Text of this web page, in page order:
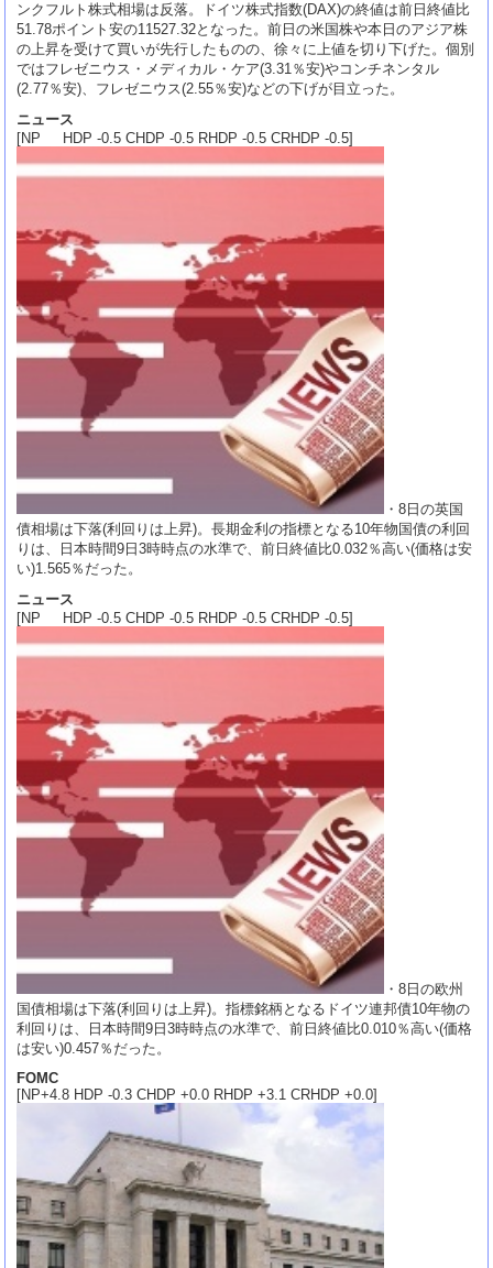
ンクフルト株式相場は反落。ドイツ株式指数(DAX)の終値は前日終値比
51.78ポイント安の11527.32となった。前日の米国株や本日のアジア株
の上昇を受けて買いが先行したものの、徐々に上値を切り下げた。個別
ではフレゼニウス・メディカル・ケア(3.31％安)やコンチネンタル
(2.77％安)、フレゼニウス(2.55％安)などの下げが目立った。
ニュース
[NP HDP -0.5 CHDP -0.5 RHDP -0.5 CRHDP -0.5]
・8日の英国
債相場は下落(利回りは上昇)。長期金利の指標となる10年物国債の利回
りは、日本時間9日3時時点の水準で、前日終値比0.032％高い(価格は安
い)1.565％だった。
ニュース
[NP HDP -0.5 CHDP -0.5 RHDP -0.5 CRHDP -0.5]
・8日の欧州
国債相場は下落(利回りは上昇)。指標銘柄となるドイツ連邦債10年物の
利回りは、日本時間9日3時時点の水準で、前日終値比0.010％高い(価格
は安い)0.457％だった。
FOMC
[NP+4.8 HDP -0.3 CHDP +0.0 RHDP +3.1 CRHDP +0.0]